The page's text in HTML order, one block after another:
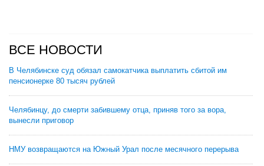
ВСЕ НОВОСТИ
В Челябинске суд обязал самокатчика выплатить сбитой им
пенсионерке 80 тысяч рублей
Челябинцу, до смерти забившему отца, приняв того за вора,
вынесли приговор
НМУ возвращаются на Южный Урал после месячного перерыва